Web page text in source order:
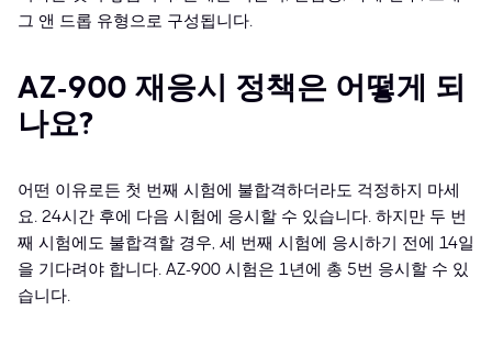
그 앤 드롭 유형으로 구성됩니다.
AZ-900 재응시 정책은 어떻게 되
나요?
어떤 이유로든 첫 번째 시험에 불합격하더라도 걱정하지 마세
요. 24시간 후에 다음 시험에 응시할 수 있습니다. 하지만 두 번
째 시험에도 불합격할 경우, 세 번째 시험에 응시하기 전에 14일
을 기다려야 합니다. AZ-900 시험은 1년에 총 5번 응시할 수 있
습니다.